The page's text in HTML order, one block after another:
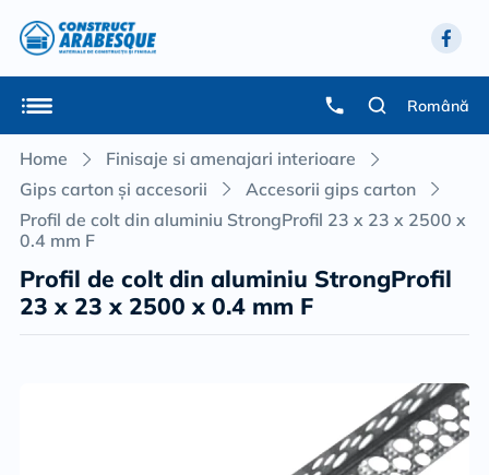
Română
Home
Finisaje si amenajari interioare
Gips carton și accesorii
Accesorii gips carton
Profil de colt din aluminiu StrongProfil 23 x 23 x 2500 x
0.4 mm F
Profil de colt din aluminiu StrongProfil
23 x 23 x 2500 x 0.4 mm F